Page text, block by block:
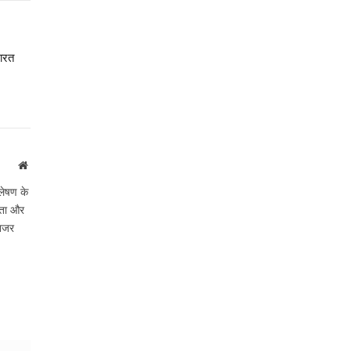
Website
के
और